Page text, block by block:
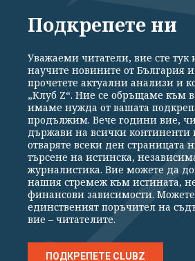
СПОРТ КУЛТУРА ТЕХНОЛОГИИ
Общи условия
Политика за
Реклама
Партньори
Екип
Издател на www.clubz.bg е „Клуб Зебра
Константинов" 3. Всички права запазени
Препечатването на материали, снимки и
разрешение ще бъде преследвано по
Подкрепете ни
Уважаеми читатели, вие сте тук
научите новините от България
прочетете актуални анализи и
„Клуб Z“. Ние се обръщаме към
имаме нужда от вашата
продължим. Вече години вие,
държави на всички континенти
отваряте всеки ден страницата
търсене на истинска,
журналистика. Вие можете да
нашия стремеж към истината,
финансови зависимости.
единственият поръчител на
вие – читателите.
ПОДКРЕПЕТЕ CLUBZ